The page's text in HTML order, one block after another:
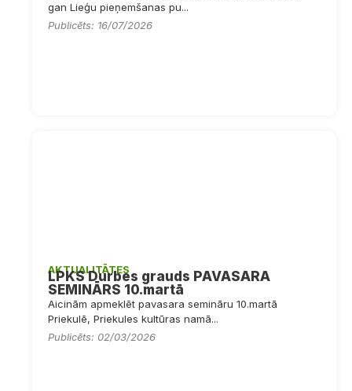
gan Lieģu pieņemšanas pu...
Publicēts: 16/07/2026
AKTUALITĀTES
LPKS Durbes grauds PAVASARA
SEMINĀRS 10.martā
Aicinām apmeklēt pavasara semināru 10.martā
Priekulē, Priekules kultūras namā...
Publicēts: 02/03/2026